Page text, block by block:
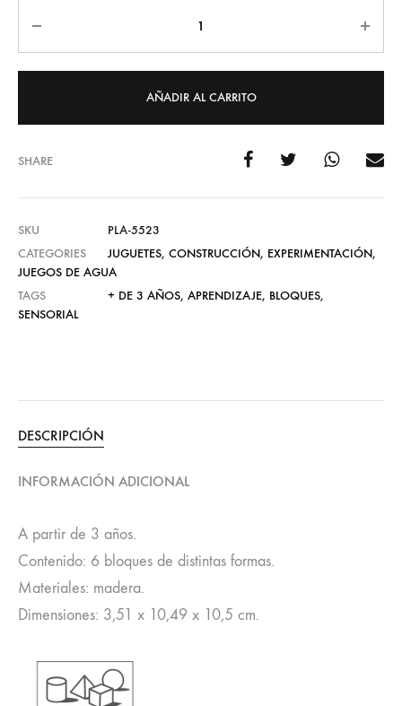
AÑADIR AL CARRITO
SHARE
SKU
PLA-5523
CATEGORIES
JUGUETES, CONSTRUCCIÓN, EXPERIMENTACIÓN,
JUEGOS DE AGUA
TAGS
+ DE 3 AÑOS, APRENDIZAJE, BLOQUES,
SENSORIAL
DESCRIPCIÓN
INFORMACIÓN ADICIONAL
A partir de 3 años.
Contenido: 6 bloques de distintas formas.
Materiales: madera.
Dimensiones: 3,51 x 10,49 x 10,5 cm.